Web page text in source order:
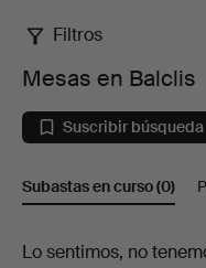
Mesas
en
Balclis
Filtros
Mesas en Balclis
Suscribir búsqueda
Subastas en curso(0)
Subastas
Lo sentimos, no